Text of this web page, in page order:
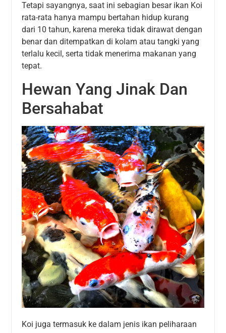
Tetapi sayangnya, saat ini sebagian besar ikan Koi
rata-rata hanya mampu bertahan hidup kurang
dari 10 tahun, karena mereka tidak dirawat dengan
benar dan ditempatkan di kolam atau tangki yang
terlalu kecil, serta tidak menerima makanan yang
tepat.
Hewan Yang Jinak Dan
Bersahabat
Koi juga termasuk ke dalam jenis ikan peliharaan